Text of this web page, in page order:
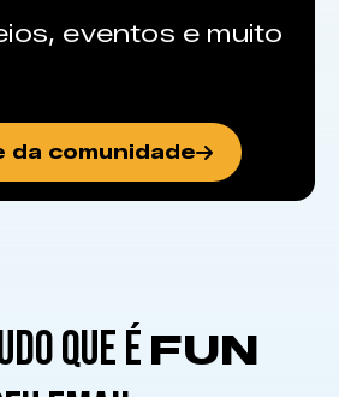
eventos e muito
da comunidade
QUE É FUN